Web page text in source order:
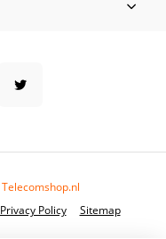
Privacy Policy Sitemap
Telecomshop.nl